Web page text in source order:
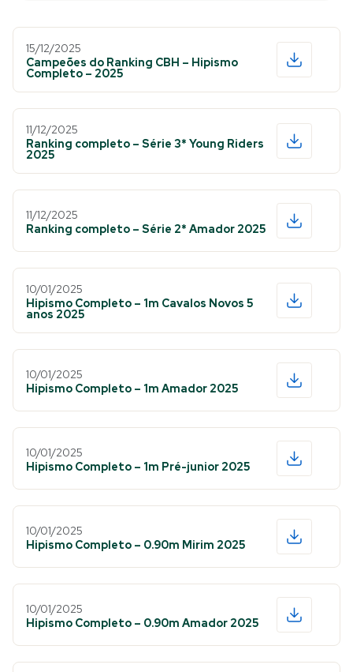
15/12/2025
Campeões do Ranking CBH – Hipismo
Completo – 2025
11/12/2025
Ranking completo – Série 3* Young Riders
2025
11/12/2025
Ranking completo – Série 2* Amador 2025
10/01/2025
Hipismo Completo – 1m Cavalos Novos 5
anos 2025
10/01/2025
Hipismo Completo – 1m Amador 2025
10/01/2025
Hipismo Completo – 1m Pré-junior 2025
10/01/2025
Hipismo Completo – 0.90m Mirim 2025
10/01/2025
Hipismo Completo – 0.90m Amador 2025